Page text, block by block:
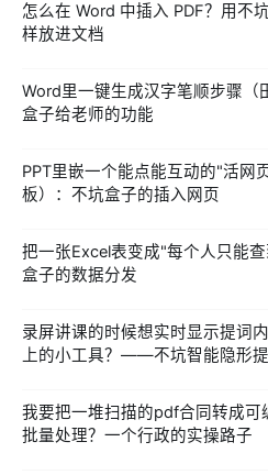
怎么在 Word 中插入 PDF？用不
样放进文档
Word里一键生成汉字笔顺步骤（
盒子给老师的功能
PPT里嵌一个能点能互动的"活网
板）：不坑盒子的插入网页
把一张Excel表变成"每个人只能
盒子的数据分发
录屏讲课的时候想实时显示提词
上的小工具？——不坑智能隐形
我要把一堆扫描的pdf合同转成
批量处理？一个行政的实操路子